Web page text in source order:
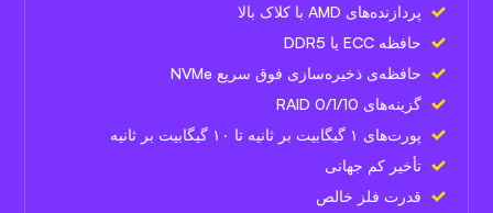
پردازنده‌های AMD با کلاک بالا
حافظه ECC یا DDR5
حافظه‌ی ذخیره‌سازی فوق سریع NVMe
گزینه‌های RAID 0/1/10
پورت‌های ۱ گیگابیت بر ثانیه تا ۱۰ گیگابیت بر ثانیه
تأخیر کم جهانی
قدرت فلز خالص